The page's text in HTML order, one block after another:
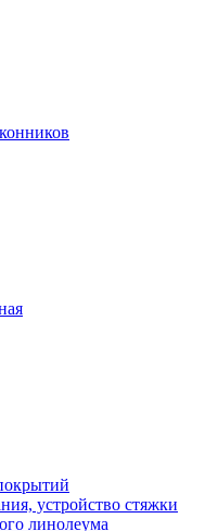
устройство стяжки
линолеума